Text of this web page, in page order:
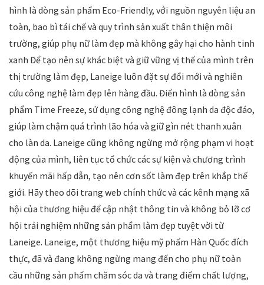
hình là dòng sản phẩm Eco-Friendly, với nguồn nguyên liệu an
toàn, bao bì tái chế và quy trình sản xuất thân thiện môi
trường, giúp phụ nữ làm đẹp mà không gây hại cho hành tinh
xanh Để tạo nên sự khác biệt và giữ vững vị thế của mình trên
thị trường làm đẹp, Laneige luôn đặt sự đổi mới và nghiên
cứu công nghệ làm đẹp lên hàng đầu. Điển hình là dòng sản
phẩm Time Freeze, sử dụng công nghệ đông lạnh da độc đáo,
giúp làm chậm quá trình lão hóa và giữ gìn nét thanh xuân
cho làn da. Laneige cũng không ngừng mở rộng phạm vi hoạt
động của mình, liên tục tổ chức các sự kiện và chương trình
khuyến mãi hấp dẫn, tạo nên cơn sốt làm đẹp trên khắp thế
giới. Hãy theo dõi trang web chính thức và các kênh mạng xã
hội của thương hiệu để cập nhật thông tin và không bỏ lỡ cơ
hội trải nghiệm những sản phẩm làm đẹp tuyệt vời từ
Laneige. Laneige, một thương hiệu mỹ phẩm Hàn Quốc đích
thực, đã và đang không ngừng mang đến cho phụ nữ toàn
cầu những sản phẩm chăm sóc da và trang điểm chất lượng,